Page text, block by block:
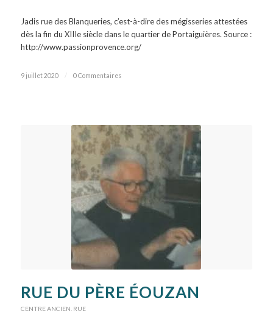
Jadis rue des Blanqueries, c’est-à-dire des mégisseries attestées
dès la fin du XIIIe siècle dans le quartier de Portaiguières. Source :
http://www.passionprovence.org/
9 juillet 2020 / 0 Commentaires
RUE DU PÈRE ÉOUZAN
CENTRE ANCIEN RUE